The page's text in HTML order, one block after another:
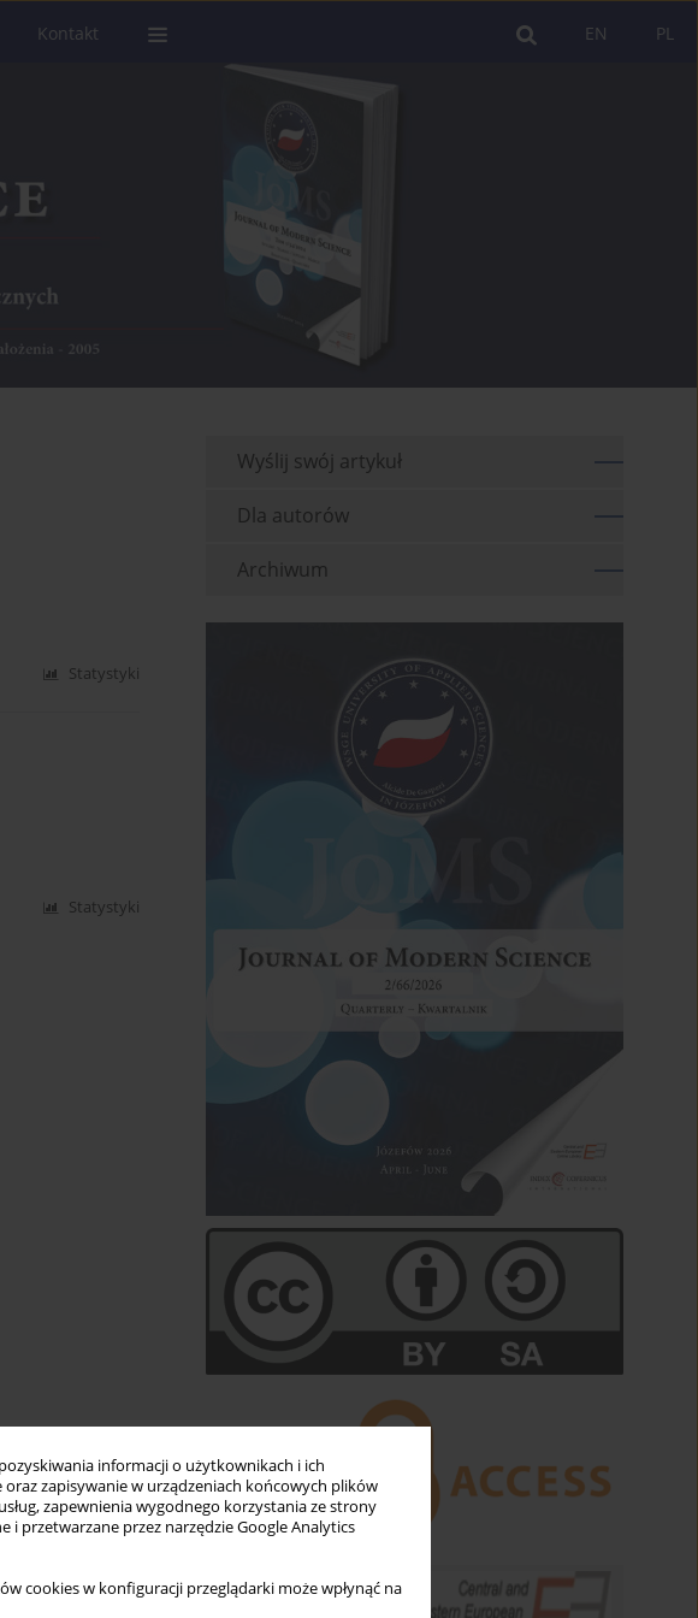
informacji o użytkownikach i ich
zapisywanie w urządzeniach końcowych plików
zapewnienia wygodnego korzystania ze strony
i przetwarzane przez narzędzie Google Analytics
cookies w konfiguracji przeglądarki może wpłynąć na
PL
EN
Kontakt
Statystyki
Statystyki
Wyślij swój artykuł
Dla autorów
Archiwum